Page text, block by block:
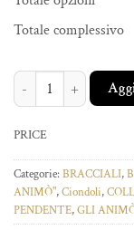
Totale complessivo
CHARM PILOU
PRICE
Categorie: BRACCIALI,
ANIMÒ",Ciondoli,
PENDENTE,GLI